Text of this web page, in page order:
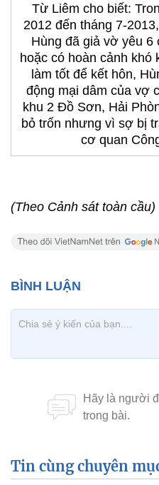
Từ Liêm cho biết:
2012 đến tháng 7-
Hùng đã giả vờ yêu
hoặc có hoàn cảnh khó
làm tốt để kết hôn,
động mại dâm của vợ
khu 2 Đồ Sơn, Hải
bỏ trốn nhưng vì sợ bị
cơ quan
(Theo Cảnh sát toàn cầu)
Tin cùng chuyên